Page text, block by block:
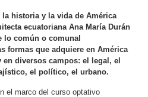
historia y la vida de América
ecuatoriana Ana María Durán
lo común o comunal
formas que adquiere en América
en diversos campos: el legal, el
el político, el urbano.
el marco del curso optativo